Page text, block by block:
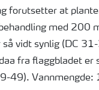
forutsetter at
med 200
vidt synlig (DC
fra flaggbladet er
49). Vannmengde: